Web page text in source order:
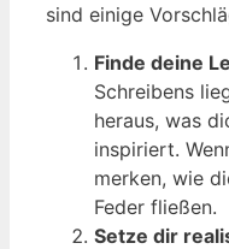
sind einige
Finde deine
Schreibens
heraus, was
inspiriert.
merken, wie
Feder fließen.
Setze dir